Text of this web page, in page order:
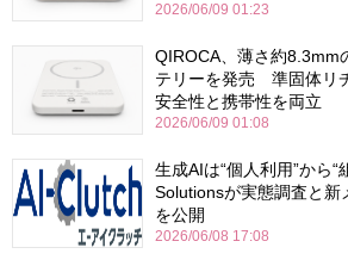
2026/06/09 01:23
QIROCA、薄さ約8.3mm
テリーを発売 準固体リ
安全性と携帯性を両立
2026/06/09 01:08
生成AIは“個人利用”から
Solutionsが実態調査と新
を公開
2026/06/08 17:08